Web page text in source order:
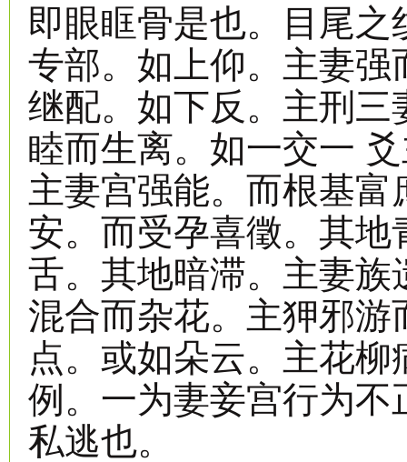
即眼眶骨是也。目尾
专部。如上仰。主妻
继配。如下反。主刑
睦而生离。如一交一
主妻宫强能。而根基
安。而受孕喜徵。其
舌。其地暗滞。主妻
混合而杂花。主狎邪
点。或如朵云。主花
例。一为妻妾宫行为
私逃也。